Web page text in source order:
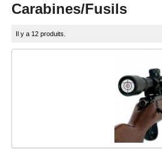
Carabines/Fusils
Il y a 12 produits.